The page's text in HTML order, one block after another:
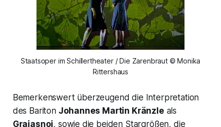
Staatsoper im Schillertheater / Die Zarenbraut © Monika
Rittershaus
Bemerkenswert überzeugend die Interpretation
des Bariton Johannes Martin Kränzle als
Grajasnoj, sowie die beiden Stargrößen, die